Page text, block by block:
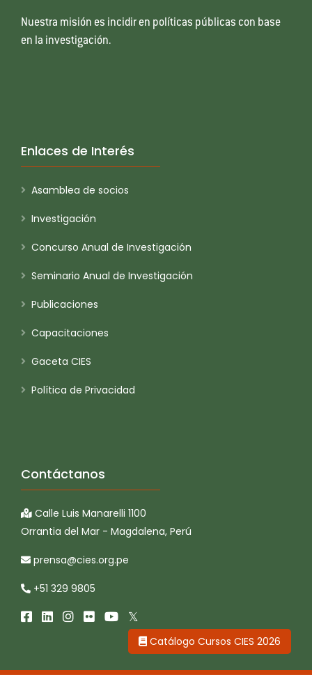
Nuestra misión es incidir en políticas públicas con base
en la investigación.
Enlaces de Interés
Asamblea de socios
Investigación
Concurso Anual de Investigación
Seminario Anual de Investigación
Publicaciones
Capacitaciones
Gaceta CIES
Política de Privacidad
Contáctanos
Calle Luis Manarelli 1100
Orrantia del Mar - Magdalena, Perú
prensa@cies.org.pe
+51 329 9805
Catálogo Cursos CIES 2026